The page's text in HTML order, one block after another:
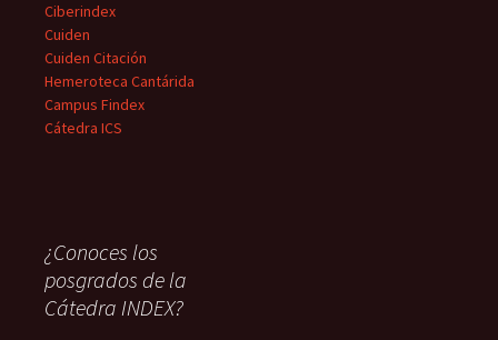
Ciberindex
Cuiden
Cuiden Citación
Hemeroteca Cantárida
Campus Findex
Cátedra ICS
¿Conoces los
posgrados de la
Cátedra INDEX?